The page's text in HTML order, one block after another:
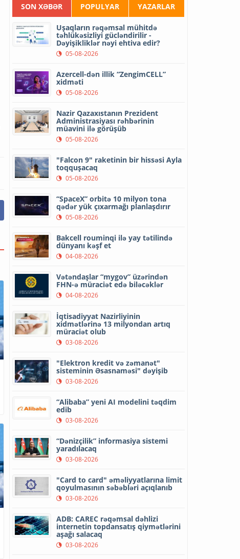
SON XƏBƏR POPULYAR YAZARLAR
Uşaqların rəqəmsal mühitdə
təhlükəsizliyi gücləndirilir -
Dəyişikliklər nəyi ehtiva edir?
05-08-2026
Azercell-dən illik “ZengimCELL”
xidməti
05-08-2026
Nazir Qazaxıstanın Prezident
Administrasiyası rəhbərinin
müavini ilə görüşüb
05-08-2026
"Falcon 9" raketinin bir hissəsi Ayla
toqquşacaq
05-08-2026
“SpaceX” orbitə 10 milyon tona
qədər yük çıxarmağı planlaşdırır
05-08-2026
Bakcell rouminqi ilə yay tətilində
dünyanı kəşf et
04-08-2026
Vətəndaşlar “mygov” üzərindən
FHN-ə müraciət edə biləcəklər
04-08-2026
İqtisadiyyat Nazirliyinin
xidmətlərinə 13 milyondan artıq
müraciət olub
03-08-2026
"Elektron kredit və zəmanət"
sisteminin Əsasnaməsi" dəyişib
03-08-2026
“Alibaba” yeni AI modelini təqdim
edib
03-08-2026
“Dənizçilik” informasiya sistemi
yaradılacaq
03-08-2026
"Card to card" əməliyyatlarına limit
qoyulmasının səbəbləri açıqlanıb
03-08-2026
ADB: CAREC rəqəmsal dəhlizi
internetin topdansatış qiymətlərini
aşağı salacaq
03-08-2026